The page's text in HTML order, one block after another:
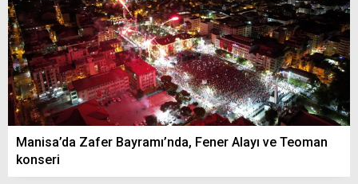
Manisa’da Zafer Bayramı’nda, Fener Alayı ve Teoman
konseri